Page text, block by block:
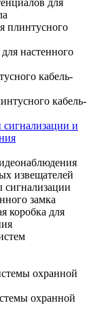
плинтусного
настенного
кабель-
кабель-
и
извещателей
сигнализации
замка
коробка для
охранной
охранной